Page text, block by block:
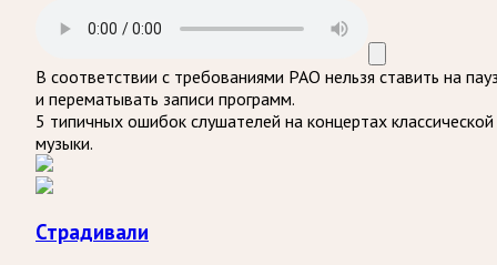
В соответствии с требованиями РАО нельзя ставить на
и перематывать записи программ.
5 типичных ошибок слушателей на концертах классической
музыки.
Страдивали